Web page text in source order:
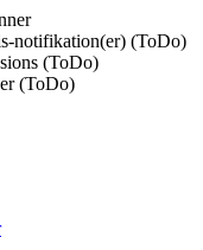
notifikation(er) (ToDo)
(ToDo)
(ToDo)